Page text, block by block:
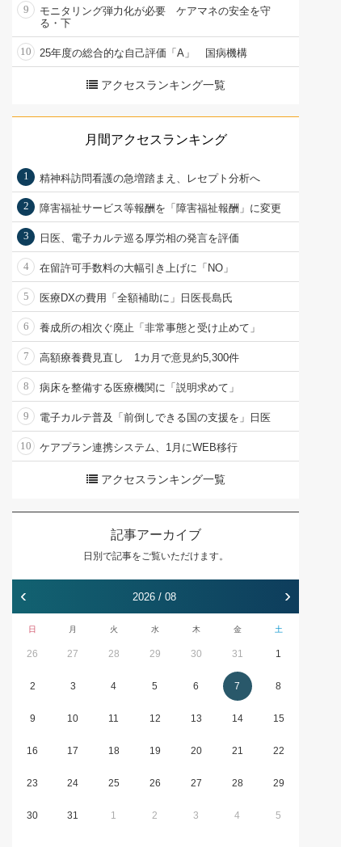
9
モニタリング弾力化が必要 ケアマネの安全を守
る・下
10 25年度の総合的な自己評価「A」 国病機構
アクセスランキング一覧
月間アクセスランキング
1 精神科訪問看護の急増踏まえ、レセプト分析へ
2 障害福祉サービス等報酬を「障害福祉報酬」に変更
3 日医、電子カルテ巡る厚労相の発言を評価
4 在留許可手数料の大幅引き上げに「NO」
5 医療DXの費用「全額補助に」日医長島氏
6 養成所の相次ぐ廃止「非常事態と受け止めて」
7 高額療養費見直し 1カ月で意見約5,300件
8 病床を整備する医療機関に「説明求めて」
9 電子カルテ普及「前倒しできる国の支援を」日医
10 ケアプラン連携システム、1月にWEB移行
アクセスランキング一覧
記事アーカイブ
日別で記事をご覧いただけます。
‹ 2026 / 08 ›
日 月 火 水 木 金 土
26 27 28 29 30 31 1
2 3 4 5 6 7 8
9 10 11 12 13 14 15
16 17 18 19 20 21 22
23 24 25 26 27 28 29
30 31 1 2 3 4 5